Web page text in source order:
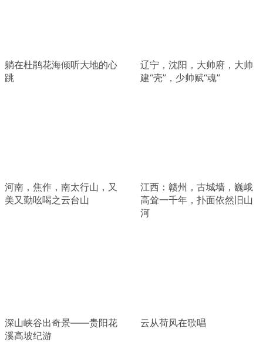
躺在杜鹃花海倾听大地的心
跳
辽宁，沈阳，大帅府，大帅
建“壳”，少帅赋“魂”
河南，焦作，南太行山，又
美又勤吆喝之云台山
江西：赣州，古城墙，巍峨
高耸一千年，扑面依然旧山
河
深山峡谷出奇景——贵阳花
溪高坡纪游
云从荷风在歌唱